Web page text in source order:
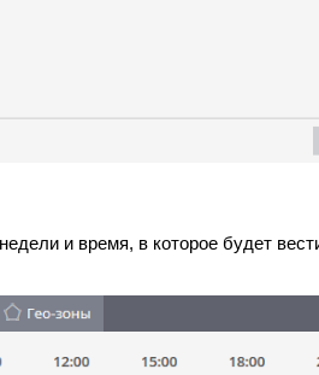
и время, в которое будет